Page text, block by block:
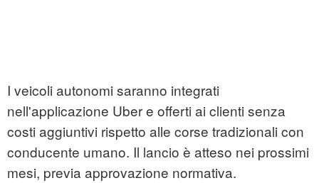
I veicoli autonomi saranno integrati
nell'applicazione Uber e offerti ai clienti senza
costi aggiuntivi rispetto alle corse tradizionali con
conducente umano. Il lancio è atteso nei prossimi
mesi, previa approvazione normativa.